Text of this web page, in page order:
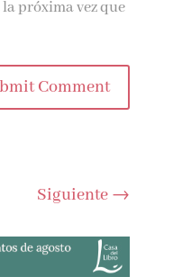
próxima vez que
Comment
Siguiente→